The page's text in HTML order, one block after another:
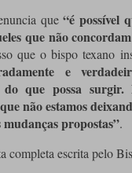
que“é possível
que não
que o bispo texano
e
do que possa surgir.
não estamos
propostas”.
completa escrita pelo